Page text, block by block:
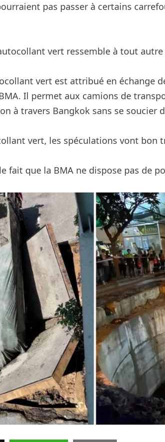
pas passer à certains
vert ressemble à tout
vert est attribué en échange
Il permet aux camions de
à travers Bangkok sans se soucier
vert, les spéculations vont bon
fait que la BMA ne dispose pas de